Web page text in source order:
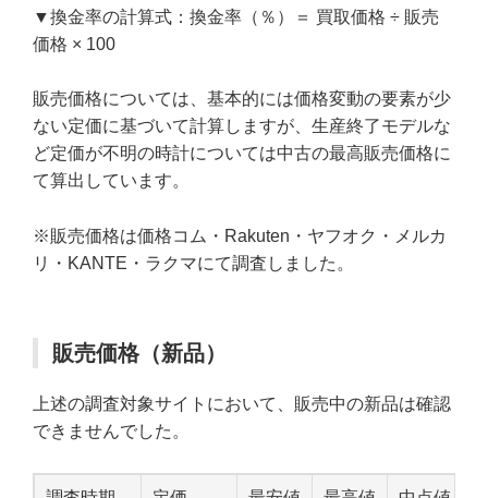
▼換金率の計算式：換金率（％）＝ 買取価格 ÷ 販売
価格 × 100
販売価格については、基本的には価格変動の要素が少
ない定価に基づいて計算しますが、生産終了モデルな
ど定価が不明の時計については中古の最高販売価格に
て算出しています。
※販売価格は価格コム・Rakuten・ヤフオク・メルカ
リ・KANTE・ラクマにて調査しました。
販売価格（新品）
上述の調査対象サイトにおいて、販売中の新品は確認
できませんでした。